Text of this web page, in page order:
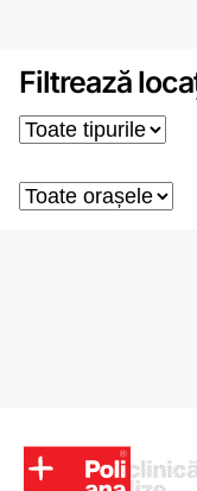
Filtrează